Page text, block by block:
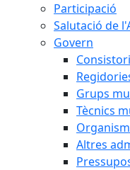
Participació
Salutació de
Govern
Consistori
Grups
Tècnics
Altres